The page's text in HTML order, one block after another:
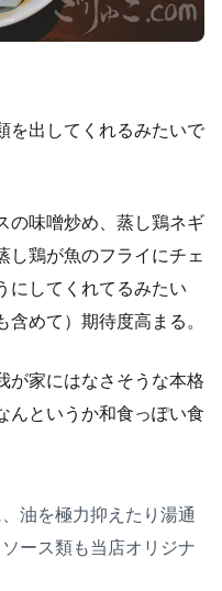
を出してくれるみたいで
の味噌炒め、蒸し鶏ネギ
し鶏が魚のフライにチェ
にしてくれてるみたい
めて）期待度高まる。
が家にはなさそうな本格
んというか和食っぽい食
油を極力抑えたり湯通
ース類も当店オリジナ